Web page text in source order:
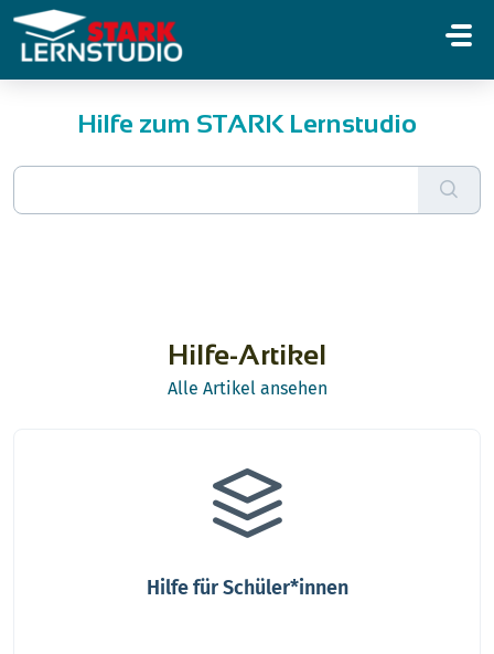
Zum hauptsächlichen Inhalt gehen
Hilfe zum STARK Lernstudio
Hilfe-Artikel
Alle Artikel ansehen
Hilfe für Schüler*innen